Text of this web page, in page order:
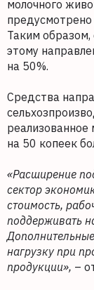
молочного
Таким
этому
на 50%.
Средства
реализованное
на 50 копеек
«Расширение
сектор
стоимость,
поддерживать
нагрузку при
продукции», –